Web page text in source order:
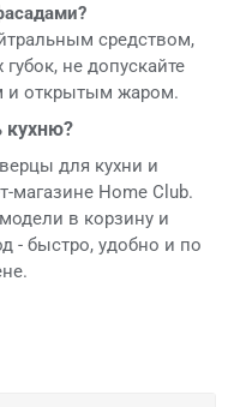
средством,
не допускайте
и открытым жаром.
кухню?
для кухни и
магазине Home Club.
в корзину и
- быстро, удобно и по